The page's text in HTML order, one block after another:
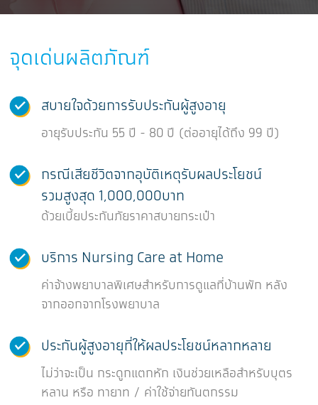
จุดเด่นผลิตภัณฑ์
สบายใจด้วยการรับประกันผู้สูงอายุ
อายุรับประกัน 55 ปี - 80 ปี (ต่ออายุได้ถึง 99 ปี)
กรณีเสียชีวิตจากอุบัติเหตุรับผลประโยชน์
รวมสูงสุด 1,000,000บาท
ด้วยเบี้ยประกันภัยราคาสบายกระเป๋า
บริการ Nursing Care at Home
ค่าจ้างพยาบาลพิเศษสำหรับการดูแลที่บ้านพัก หลัง
จากออกจากโรงพยาบาล
ประกันผู้สูงอายุที่ให้ผลประโยชน์หลากหลาย
ไม่ว่าจะเป็น กระดูกแตกหัก เงินช่วยเหลือสำหรับบุตร
หลาน หรือ ทายาท / ค่าใช้จ่ายทันตกรรม